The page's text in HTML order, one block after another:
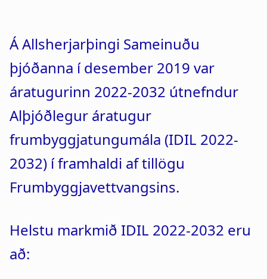
a
r
s
l
ó
ð
Á Allsherjarþingi Sameinuðu
þjóðanna í desember 2019 var
áratugurinn 2022-2032 útnefndur
Alþjóðlegur áratugur
frumbyggjatungumála (IDIL 2022-
2032) í framhaldi af tillögu
Frumbyggjavettvangsins.
Helstu markmið IDIL 2022-2032 eru
að: